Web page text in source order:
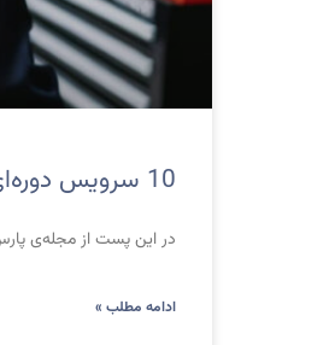
10 سرویس دوره‌ای حیاتی خودرو
در این پست از مجله‌ی پارس تاپ10، 10 مورد از مهم‌ترین سرویس‌های دوره‌ای خودرو
ادامه مطلب »